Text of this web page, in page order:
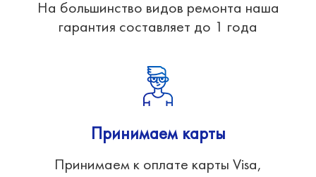
На большинство видов ремонта наша
гарантия составляет до 1 года
Принимаем карты
Принимаем к оплате карты Visa,